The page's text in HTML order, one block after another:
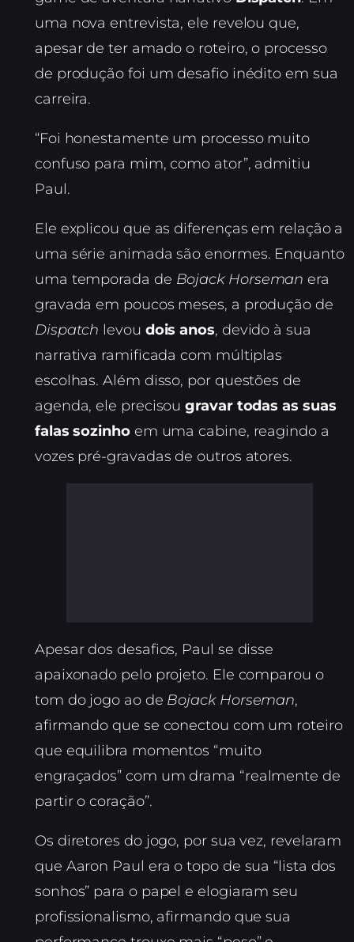
uma nova entrevista, ele revelou que,
apesar de ter amado o roteiro, o processo
de produção foi um desafio inédito em sua
carreira.
“Foi honestamente um processo muito
confuso para mim, como ator”, admitiu
Paul.
Ele explicou que as diferenças em relação a
uma série animada são enormes. Enquanto
uma temporada de Bojack Horseman era
gravada em poucos meses, a produção de
Dispatch levou dois anos, devido à sua
narrativa ramificada com múltiplas
escolhas. Além disso, por questões de
agenda, ele precisougravar todas as suas
falas sozinhoem uma cabine, reagindo a
vozes pré-gravadas de outros atores.
Apesar dos desafios, Paul se disse
apaixonado pelo projeto. Ele comparou o
tom do jogo ao de Bojack Horseman,
afirmando que se conectou com um roteiro
que equilibra momentos “muito
engraçados” com um drama “realmente de
partir o coração”.
Os diretores do jogo, por sua vez, revelaram
que Aaron Paul era o topo de sua “lista dos
sonhos” para o papel e elogiaram seu
profissionalismo, afirmando que sua